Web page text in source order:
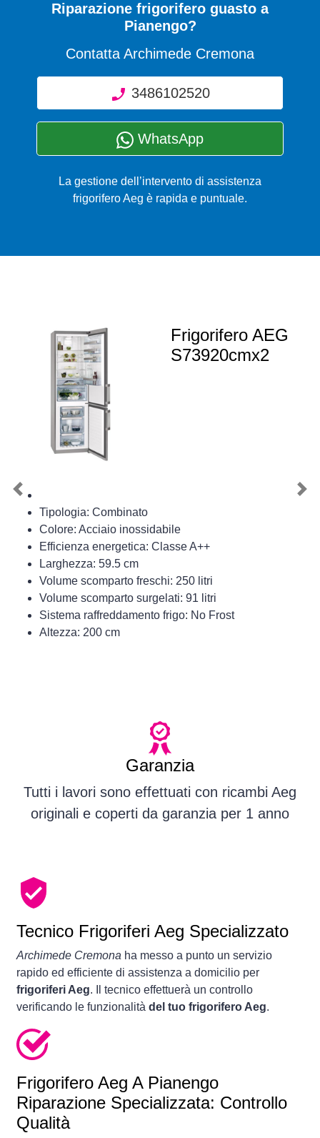
Riparazione frigorifero guasto a
Pianengo?
Contatta Archimede Cremona
3486102520
WhatsApp
La gestione dell’intervento di assistenza
frigorifero Aeg è rapida e puntuale.
Frigorifero AEG
S73920cmx2
Tipologia: Combinato
Colore: Acciaio inossidabile
Efficienza energetica: Classe A++
Larghezza: 59.5 cm
Volume scomparto freschi: 250 litri
Volume scomparto surgelati: 91 litri
Sistema raffreddamento frigo: No Frost
Altezza: 200 cm
Previous
Garanzia
Tutti i lavori sono effettuati con ricambi Aeg
originali e coperti da garanzia per 1 anno
Tecnico Frigoriferi Aeg Specializzato
Archimede Cremona ha messo a punto un servizio
rapido ed efficiente di assistenza a domicilio per
frigoriferi Aeg. Il tecnico effettuerà un controllo
verificando le funzionalità del tuo frigorifero Aeg.
Frigorifero Aeg A Pianengo
Riparazione Specializzata: Controllo
Qualità